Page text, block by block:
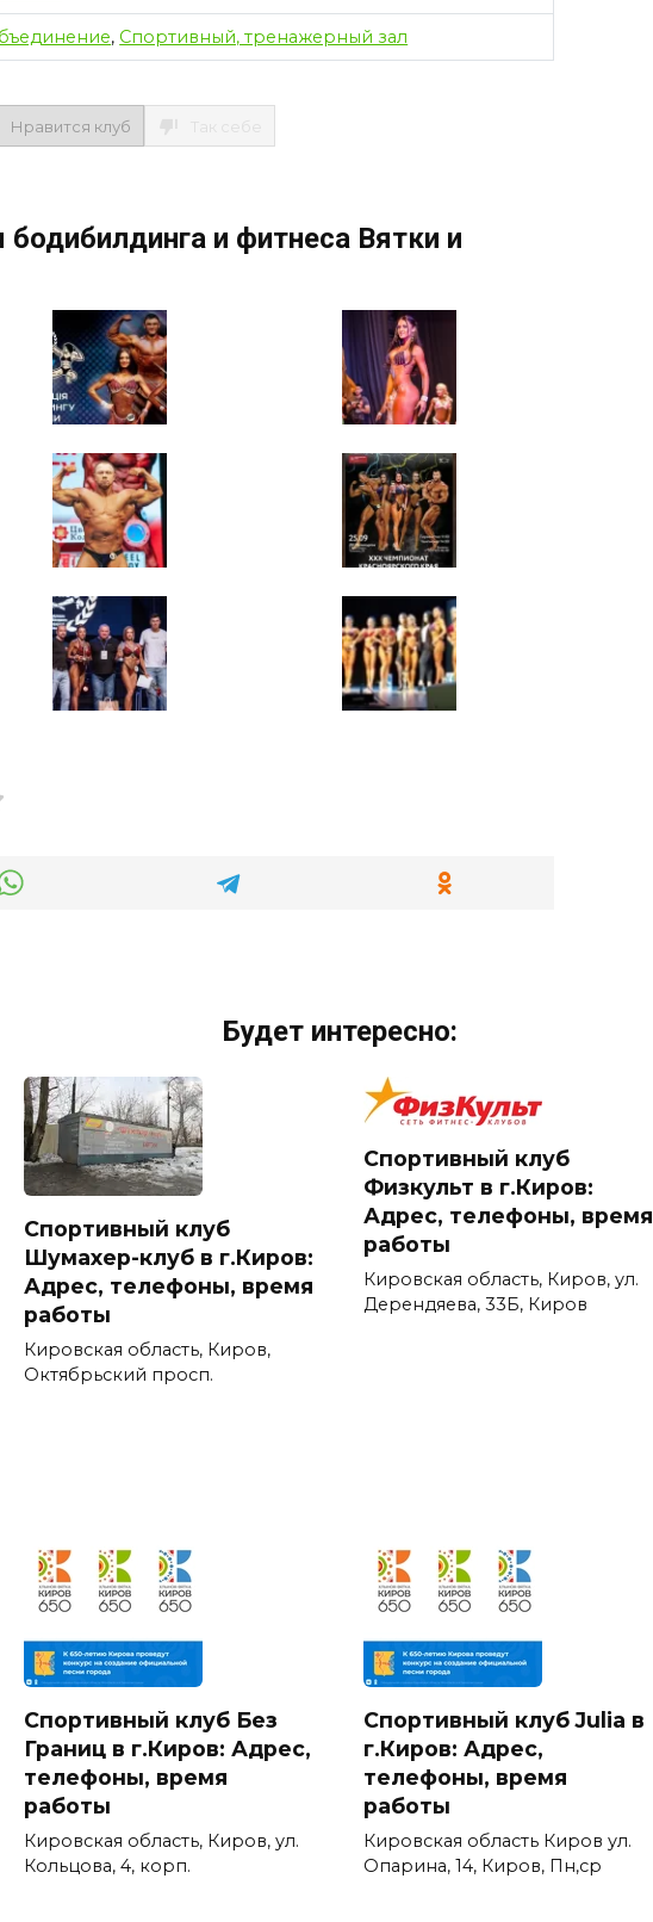
, Спортивный, тренажерный зал
Нравится клуб
и фитнеса Вятки и
Будет интересно:
Спортивный клуб
Шумахер-клуб в г.Киров:
Адрес, телефоны, время
работы
Кировская область, Киров,
Октябрьский просп.
Спортивный клуб
Физкульт в г.Киров:
Адрес, телефоны, время
работы
Кировская область, Киров, ул.
Дерендяева, 33Б, Киров
Спортивный клуб Без
Границ в г.Киров: Адрес,
телефоны, время
работы
Кировская область, Киров, ул.
Кольцова, 4, корп.
Спортивный клуб Julia в
г.Киров: Адрес,
телефоны, время
работы
Кировская область Киров ул.
Опарина, 14, Киров, Пн,ср